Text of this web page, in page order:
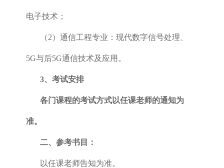
电子技术；
（2）通信工程专业：现代数字信号处理、
5G与后5G通信技术及应用。
3、考试安排
各门课程的考试方式以任课老师的通知为
准。
二、参考书目：
以任课老师告知为准。